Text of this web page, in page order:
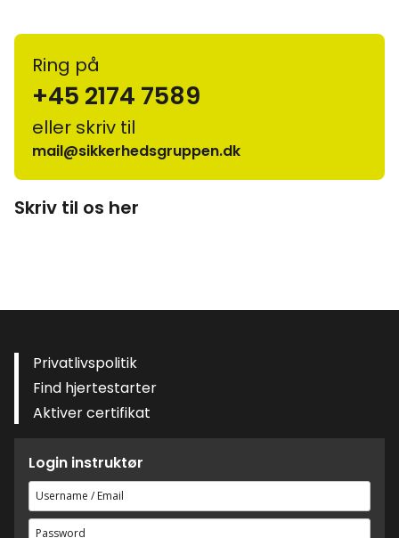
Ring på
+45 2174 7589
eller skriv til
mail@sikkerhedsgruppen.dk
Skriv til os her
Privatlivspolitik
Find hjertestarter
Aktiver certifikat
Login instruktør
Brugernavn
eller
e-
Adgangskode